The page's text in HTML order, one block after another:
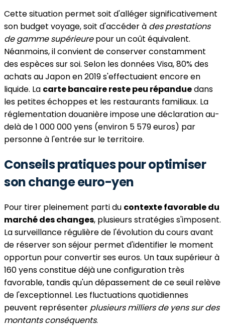
Cette situation permet soit d'alléger significativement
son budget voyage, soit d'accéder à des prestations
de gamme supérieurepour un coût équivalent.
Néanmoins, il convient de conserver constamment
des espèces sur soi. Selon les données Visa, 80% des
achats au Japon en 2019 s'effectuaient encore en
liquide. La carte bancaire reste peu répanduedans
les petites échoppes et les restaurants familiaux. La
réglementation douanière impose une déclaration au-
delà de 1 000 000 yens (environ 5 579 euros) par
personne à l'entrée sur le territoire.
Conseils pratiques pour optimiser
son change euro-yen
Pour tirer pleinement parti du contexte favorable du
marché des changes, plusieurs stratégies s'imposent.
La surveillance régulière de l'évolution du cours avant
de réserver son séjour permet d'identifier le moment
opportun pour convertir ses euros. Un taux supérieur à
160 yens constitue déjà une configuration très
favorable, tandis qu'un dépassement de ce seuil relève
de l'exceptionnel. Les fluctuations quotidiennes
peuvent représenter plusieurs milliers de yens sur des
montants conséquents.